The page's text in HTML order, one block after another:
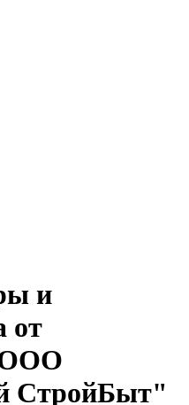
и
от
ООО
СтройБыт"